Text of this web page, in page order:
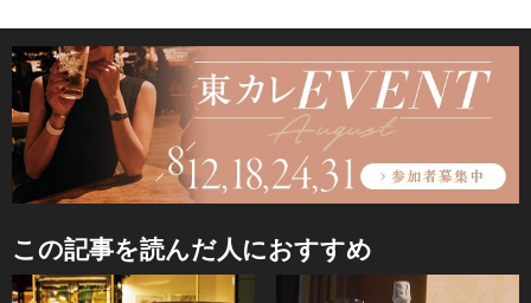
この記事を読んだ人におすすめ